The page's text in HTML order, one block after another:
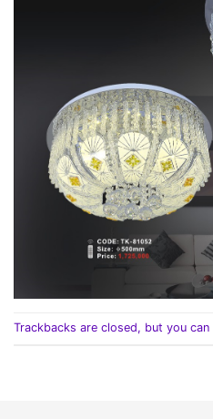
Trackbacks are closed, but you can